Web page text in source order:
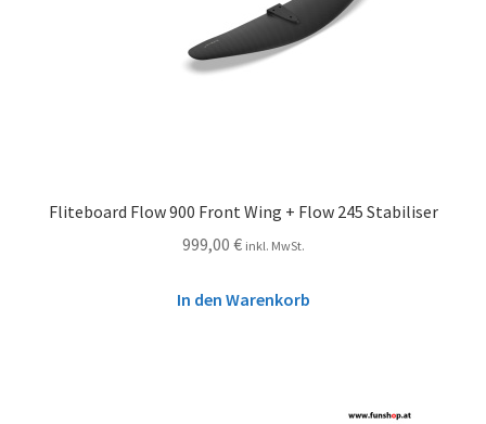
Fliteboard Flow 900 Front Wing + Flow 245 Stabiliser
999,00 € inkl. MwSt.
In den Warenkorb